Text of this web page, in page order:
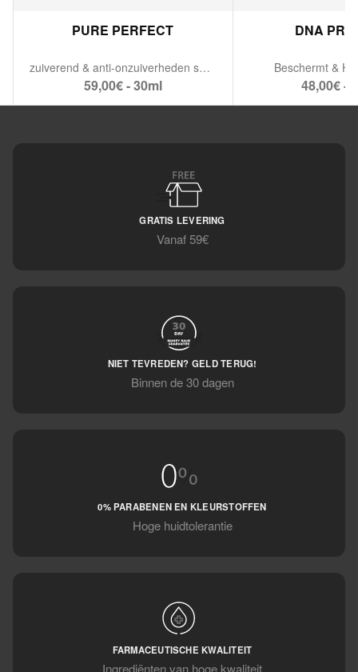
PURE PERFECT
zuiverend & anti-onzuiverheden serum.
59,00€ - 30ml
DNA
Beschermt &
48,00€ -
GRATIS LEVERING
Vanaf 59€
NIET TEVREDEN? GELD TERUG!
Binnen de 30 dagen
0% PARABENEN EN KLEURSTOFFEN
Hoge huidtolerantie
FARMACEUTISCHE KWALITEIT
Ingrediënten van hoge kwaliteit